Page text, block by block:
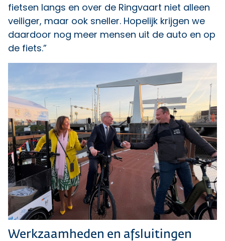
fietsen langs en over de Ringvaart niet alleen
veiliger, maar ook sneller. Hopelijk krijgen we
daardoor nog meer mensen uit de auto en op
de fiets.”
Werkzaamheden en afsluitingen